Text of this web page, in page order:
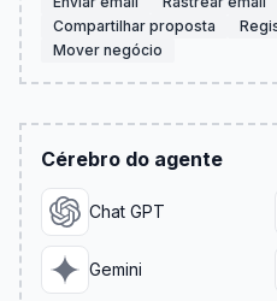
Compartilhar proposta
Mover negócio
Cérebro do agente
Chat GPT
Gemini